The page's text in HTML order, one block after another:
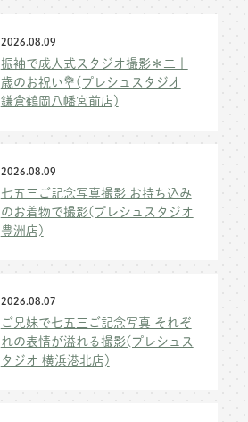
2026.08.09
振袖で成人式スタジオ撮影＊二十
歳のお祝い💐(プレシュスタジオ
鎌倉鶴岡八幡宮前店)
2026.08.09
七五三ご記念写真撮影 お持ち込み
のお着物で撮影(プレシュスタジオ
豊洲店)
2026.08.07
ご兄妹で七五三ご記念写真 それぞ
れの表情が溢れる撮影(プレシュス
タジオ 横浜港北店)